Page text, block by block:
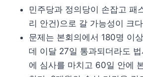
민주당과 정의당이 손잡고 패
리 안건)으로 갈 가능성이 크
문제는 본회의에서 180명 이
데 이달 27일 통과되더라도
에 심사를 마치고 60일 안에